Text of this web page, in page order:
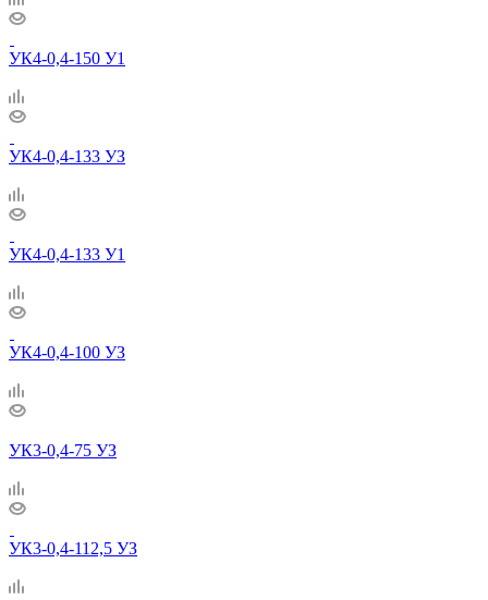
УК4-0,4-150 У1
УК4-0,4-133 УЗ
УК4-0,4-133 У1
УК4-0,4-100 УЗ
УК3-0,4-75 УЗ
УК3-0,4-112,5 УЗ